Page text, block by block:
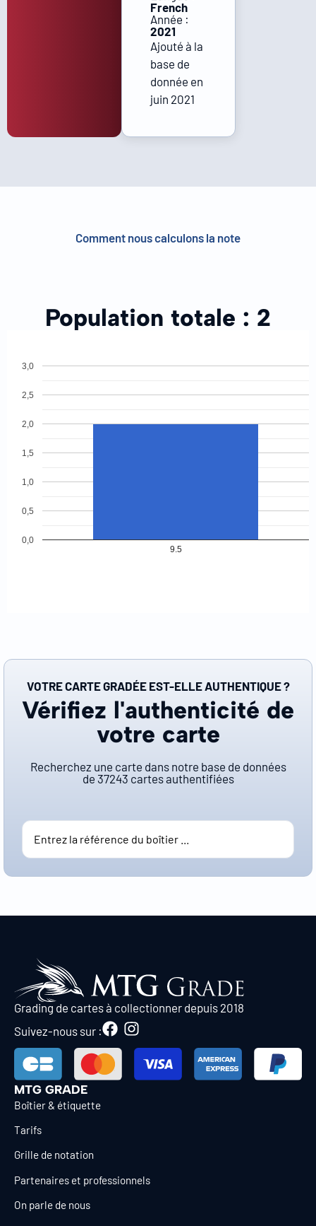
French
Année :
2021
Ajouté à la
base de
donnée en
juin 2021
Comment nous calculons la note
Population totale : 2
9.5
0,0
0,5
1,0
1,5
2,0
2,5
3,0
VOTRE CARTE GRADÉE EST-ELLE AUTHENTIQUE ?
Vérifiez l'authenticité de
votre carte
Recherchez une carte dans notre base de données
de 37243 cartes authentifiées
Grading de cartes à collectionner depuis 2018
Suivez-nous sur :
MTG GRADE
Boîtier & étiquette
Tarifs
Grille de notation
Partenaires et professionnels
On parle de nous